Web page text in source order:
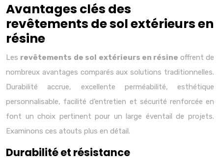
Avantages clés des
revêtements de sol extérieurs en
résine
Les revêtements de sol extérieurs en résine offrent de
nombreux avantages comparés aux solutions traditionnelles.
Durabilité accrue, excellente perméabilité, esthétique
personnalisable, facilité d’entretien et sécurité renforcée en
font un choix pertinent pour un large éventail de projets.
Examinons ces atouts plus en détail.
Durabilité et résistance